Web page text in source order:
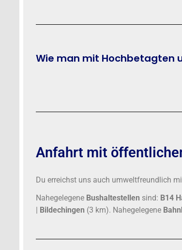
Wie man mit Hochbetagten
Anfahrt mit
Du erreichst uns auch umweltfreundlich
Nahegelegene Bushaltestellen sind: B14
Bildechingen (3 km). Nahegelegene